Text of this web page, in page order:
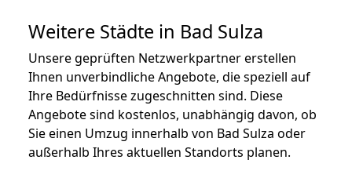
Weitere Städte in Bad Sulza
Unsere geprüften Netzwerkpartner erstellen
Ihnen unverbindliche Angebote, die speziell auf
Ihre Bedürfnisse zugeschnitten sind. Diese
Angebote sind kostenlos, unabhängig davon, ob
Sie einen Umzug innerhalb von Bad Sulza oder
außerhalb Ihres aktuellen Standorts planen.